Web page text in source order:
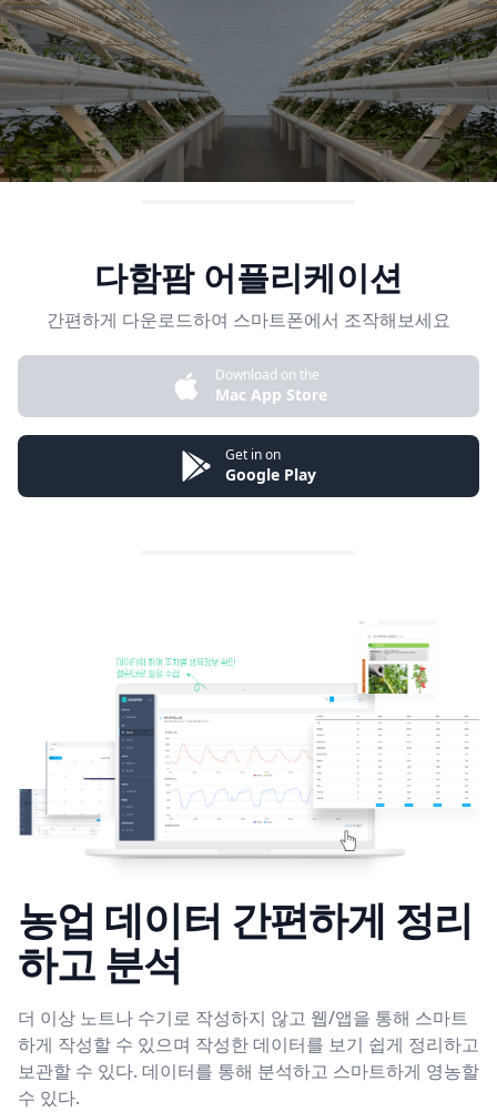
다함팜 어플리케이션
간편하게 다운로드하여 스마트폰에서 조작해보세요
Download on the
Mac App Store
Get in on
Google Play
농업 데이터 간편하게 정리
하고 분석
더 이상 노트나 수기로 작성하지 않고 웹/앱을 통해 스마트
하게 작성할 수 있으며 작성한 데이터를 보기 쉽게 정리하고
보관할 수 있다. 데이터를 통해 분석하고 스마트하게 영농할
수 있다.